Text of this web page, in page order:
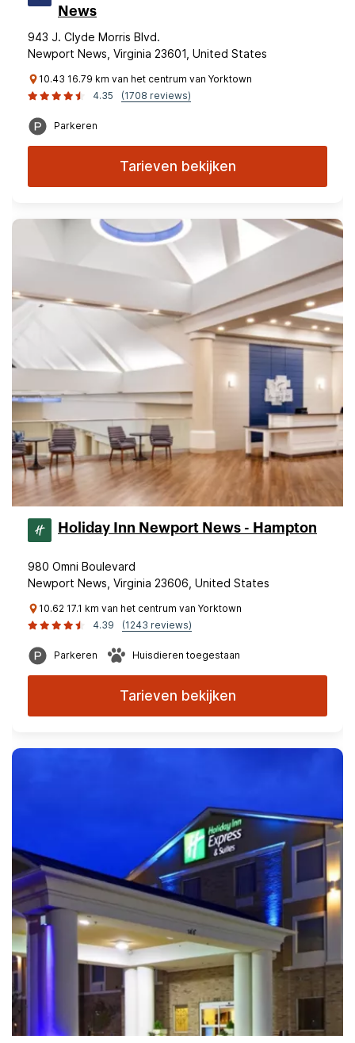
News
943 J. Clyde Morris Blvd.
Newport News, Virginia 23601, United States
10.43 16.79 km van het centrum van Yorktown
4.35
(1708 reviews)
Parkeren
Tarieven bekijken
Holiday Inn Newport News - Hampton
980 Omni Boulevard
Newport News, Virginia 23606, United States
10.62 17.1 km van het centrum van Yorktown
4.39
(1243 reviews)
Parkeren Huisdieren toegestaan
Tarieven bekijken